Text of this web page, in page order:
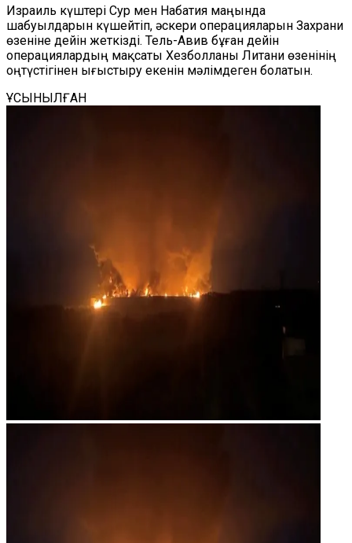
Израиль күштері Сур мен Набатия маңында
шабуылдарын күшейтіп, әскери операцияларын Захрани
өзеніне дейін жеткізді. Тель-Авив бұған дейін
операциялардың мақсаты Хезболланы Литани өзенінің
оңтүстігінен ығыстыру екенін мәлімдеген болатын.
ҰСЫНЫЛҒАН